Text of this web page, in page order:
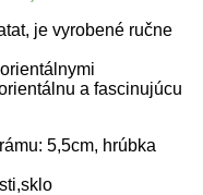
je vyrobené ručne
a fascinujúcu
5,5cm, hrúbka